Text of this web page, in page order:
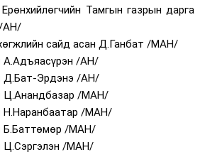
Тамгын газрын дарга
АН/
сайд асан Д.Ганбат /МАН/
А.Адъяасүрэн /АН/
Д.Бат-Эрдэнэ /АН/
Ц.Анандбазар /МАН/
Н.Наранбаатар /МАН/
Б.Баттөмөр /МАН/
Ц.Сэргэлэн /МАН/